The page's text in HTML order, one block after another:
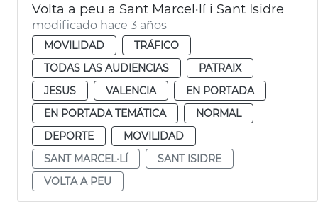
Volta a peu a Sant Marcel·lí i Sant Isidre
modificado hace 3 años
MOVILIDAD
TRÁFICO
TODAS LAS AUDIENCIAS
PATRAIX
JESUS
VALENCIA
EN PORTADA
EN PORTADA TEMÁTICA
NORMAL
DEPORTE
MOVILIDAD
SANT MARCEL·LÍ
SANT ISIDRE
VOLTA A PEU